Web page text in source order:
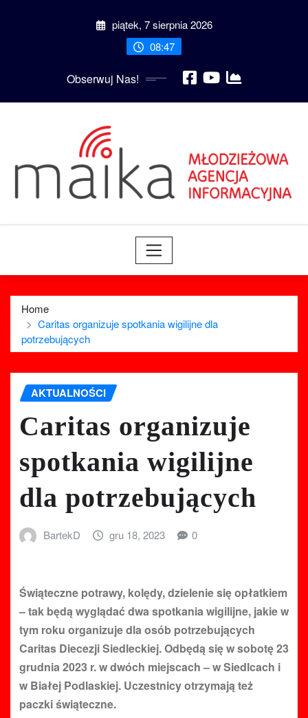
piątek, 7 sierpnia 2026
08:47
Obserwuj Nas!
Home
Caritas organizuje spotkania wigilijne dla
potrzebujących
AKTUALNOŚCI
Caritas organizuje
spotkania wigilijne
dla potrzebujących
BartekD gru 18, 2023 0
Świąteczne potrawy, kolędy, dzielenie się opłatkiem
– tak będą wyglądać dwa spotkania wigilijne, jakie w
tym roku organizuje dla osób potrzebujących
Caritas Diecezji Siedleckiej. Odbędą się w sobotę 23
grudnia 2023 r. w dwóch miejscach – w Siedlcach i
w Białej Podlaskiej. Uczestnicy otrzymają też
paczki świąteczne.